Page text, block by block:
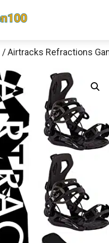
/ Airtracks Refractions